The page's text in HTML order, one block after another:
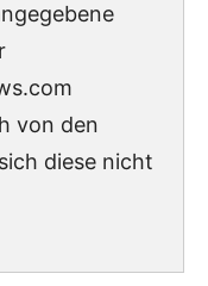
von den
diese nicht